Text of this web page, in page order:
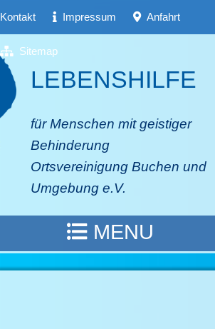
Kontakt Impressum Anfahrt
Sitemap
LEBENSHILFE
für Menschen mit geistiger
Behinderung
Ortsvereinigung Buchen und
Umgebung e.V.
MENU